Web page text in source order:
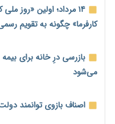
رئیس سازمان امور
مالیات هستند
کاهش می‌یابد
۱۴ مرداد؛ اولین «روز
کارفرما» چگونه به تقویم
بازرسی درِ خانه برای
می‌شود
اصناف بازوی توانمند